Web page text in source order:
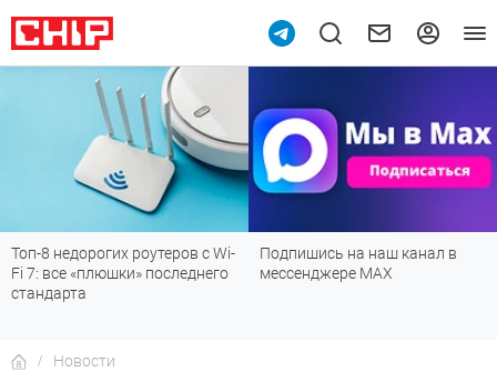
Топ-8 недорогих роутеров с Wi-
Fi 7: все «плюшки» последнего
стандарта
Подпишись на наш канал в
мессенджере МАХ
Новости